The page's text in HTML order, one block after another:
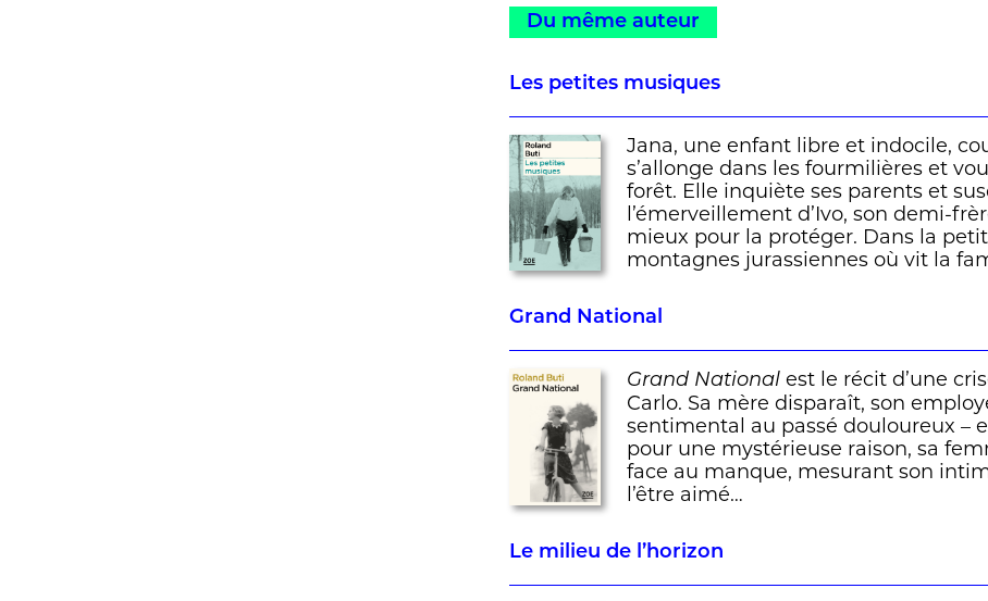
Du même auteur
Les petites musiques
Jana, une enfant libre et indocile,
s’allonge dans les fourmilières et
forêt. Elle inquiète ses parents et
l’émerveillement d’Ivo, son demi-
mieux pour la protéger. Dans la
montagnes jurassiennes où vit la
Grand National
Grand National est le récit d’une
Carlo. Sa mère disparaît, son
sentimental au passé douloureux –
pour une mystérieuse raison, sa
face au manque, mesurant son
l’être aimé…
Le milieu de l’horizon